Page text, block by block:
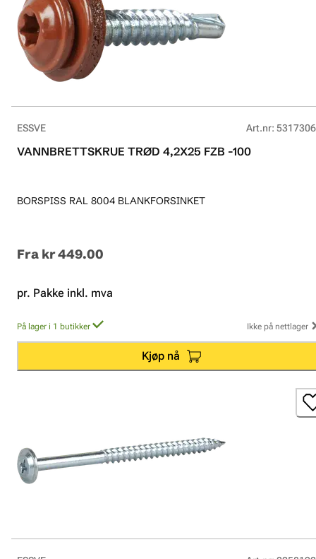
ESSVE Art.nr:
VANNBRETTSKRUE TRØD 4,2X25 FZB -100
BORSPISS RAL 8004 BLANKFORSINKET
Fra kr 449.00
pr. Pakke inkl. mva
På lager i 1 butikker Ikke på nettlager
Kjøp nå